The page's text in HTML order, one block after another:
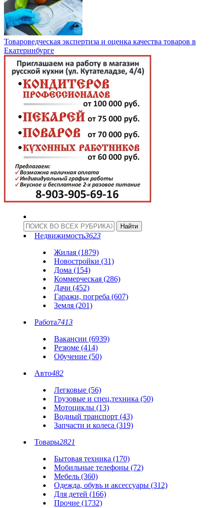
Товароведческая экспертиза и оценка качества товаров в
Екатеринбурге
Недвижимость3623
Жилая (1879)
Новостройки (31)
Дома (154)
Коммерческая (286)
Дачи (452)
Гаражи, погреба (607)
Земля (201)
Работа7413
Вакансии (6939)
Резюме (414)
Обучение (50)
Авто482
Легковые (56)
Грузовые и спец.техника (50)
Мотоциклы (13)
Водный транспорт (43)
Запчасти и колеса (319)
Товары2821
Бытовая техника (170)
Мобильные телефоны (72)
Мебель (360)
Одежда, обувь и аксессуары (312)
Для детей (166)
Прочие (1732)